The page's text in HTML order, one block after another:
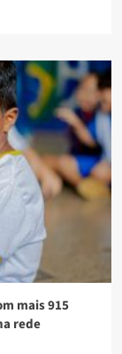
mais 915
rede